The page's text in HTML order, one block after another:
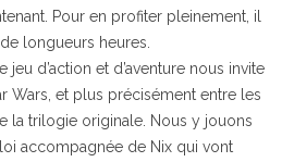
Pour en profiter pleinement, il
longueurs heures.
jeu d’action et d’aventure nous invite
Wars, et plus précisément entre les
la trilogie originale. Nous y jouons
accompagnée de Nix qui vont